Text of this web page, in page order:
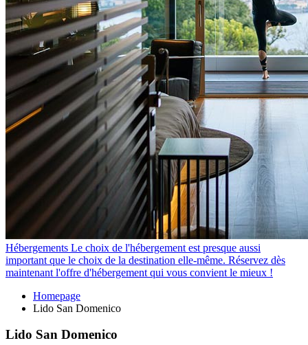
Hébergements Le choix de l'hébergement est presque aussi
important que le choix de la destination elle-même. Réservez dès
maintenant l'offre d'hébergement qui vous convient le mieux !
Homepage
Lido San Domenico
Lido San Domenico